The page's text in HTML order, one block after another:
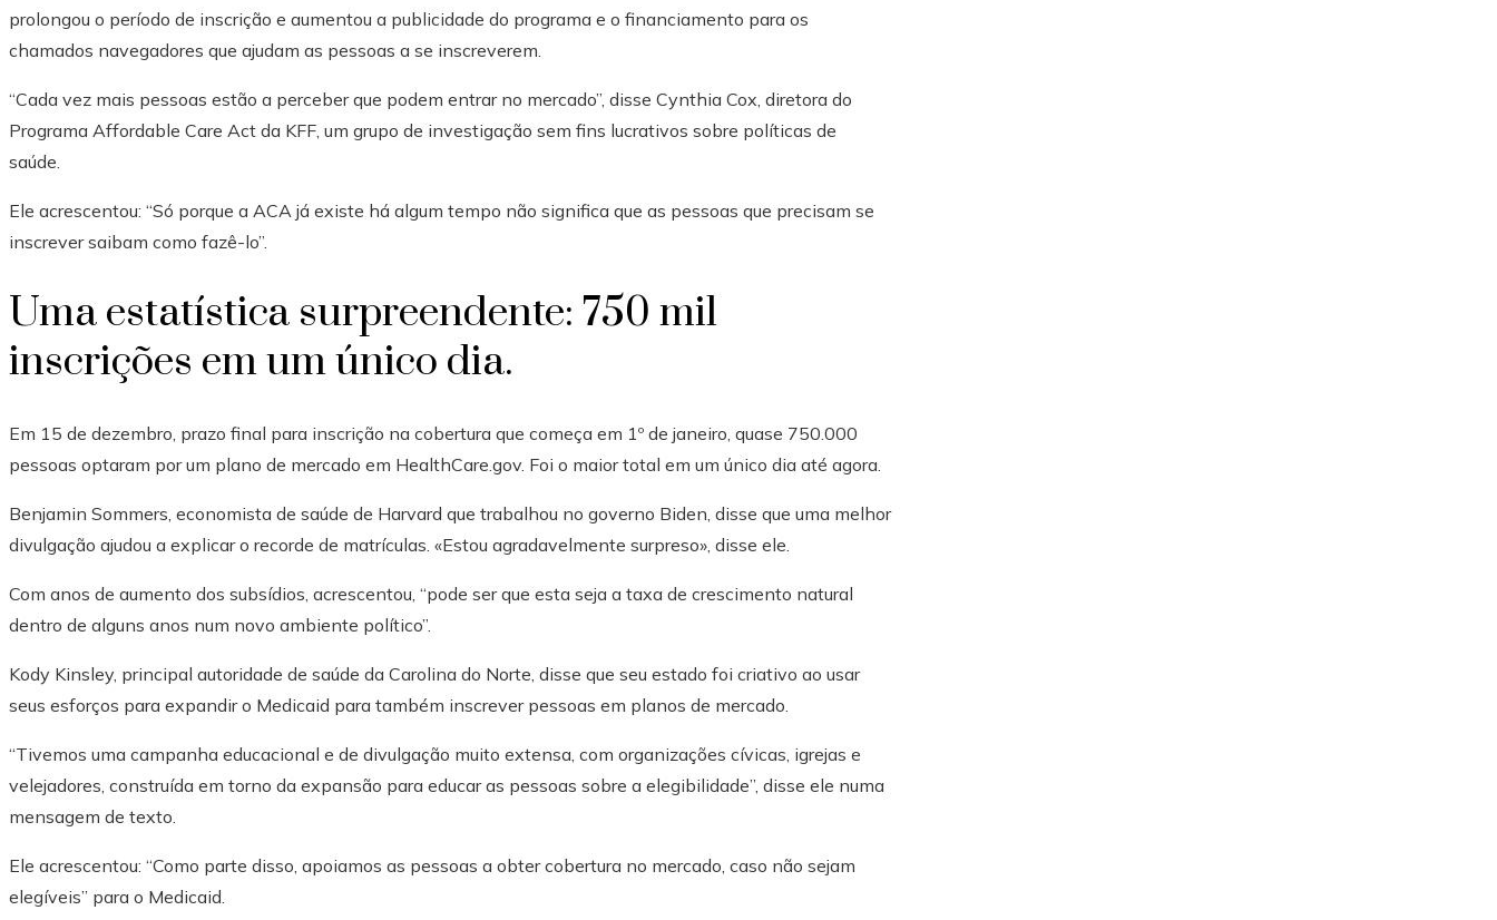
prolongou o período de inscrição e aumentou a publicidade do programa e o financiamento para os
chamados navegadores que ajudam as pessoas a se inscreverem.
“Cada vez mais pessoas estão a perceber que podem entrar no mercado”, disse Cynthia Cox, diretora do
Programa Affordable Care Act da KFF, um grupo de investigação sem fins lucrativos sobre políticas de
saúde.
Ele acrescentou: “Só porque a ACA já existe há algum tempo não significa que as pessoas que precisam se
inscrever saibam como fazê-lo”.
Uma estatística surpreendente: 750 mil
inscrições em um único dia.
Em 15 de dezembro, prazo final para inscrição na cobertura que começa em 1º de janeiro, quase 750.000
pessoas optaram por um plano de mercado em HealthCare.gov. Foi o maior total em um único dia até agora.
Benjamin Sommers, economista de saúde de Harvard que trabalhou no governo Biden, disse que uma melhor
divulgação ajudou a explicar o recorde de matrículas. «Estou agradavelmente surpreso», disse ele.
Com anos de aumento dos subsídios, acrescentou, “pode ser que esta seja a taxa de crescimento natural
dentro de alguns anos num novo ambiente político”.
Kody Kinsley, principal autoridade de saúde da Carolina do Norte, disse que seu estado foi criativo ao usar
seus esforços para expandir o Medicaid para também inscrever pessoas em planos de mercado.
“Tivemos uma campanha educacional e de divulgação muito extensa, com organizações cívicas, igrejas e
velejadores, construída em torno da expansão para educar as pessoas sobre a elegibilidade”, disse ele numa
mensagem de texto.
Ele acrescentou: “Como parte disso, apoiamos as pessoas a obter cobertura no mercado, caso não sejam
elegíveis” para o Medicaid.